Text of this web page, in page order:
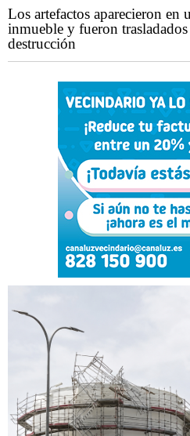
Los artefactos aparecieron en
inmueble y fueron
destrucción